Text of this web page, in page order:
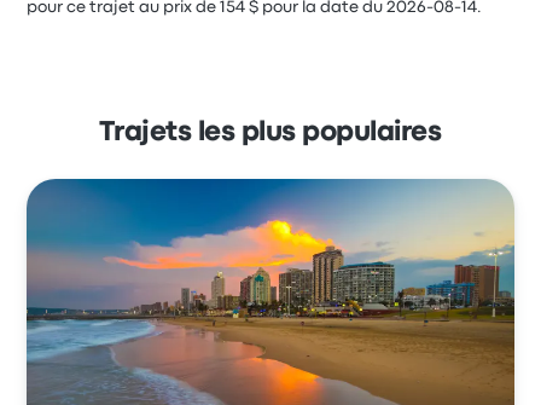
pour ce trajet au prix de 154 $ pour la date du 2026-08-14.
Trajets les plus populaires